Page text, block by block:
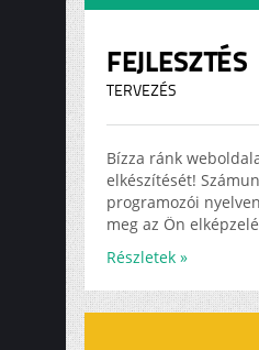
FEJLESZTÉS
TERVEZÉS
Bízza ránk
elkészítését!
programozói
meg az Ön
Részletek »